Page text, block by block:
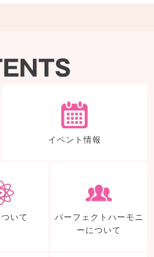
イベント情報
いて
パーフェクトハーモニ
ーについて